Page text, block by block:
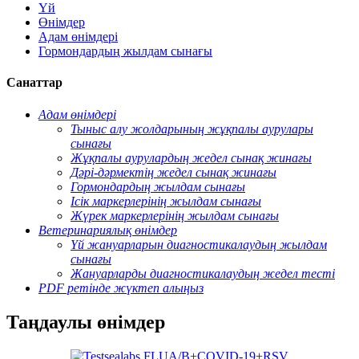
Үй
Өнімдер
Адам өнімдері
Гормондардың жылдам сынағы
Санаттар
Адам өнімдері
Тыныс алу жолдарының жұқпалы аурулары
сынағы
Жұқпалы аурулардың жедел сынақ жинағы
Дәрі-дәрмектің жедел сынақ жинағы
Гормондардың жылдам сынағы
Ісік маркерлерінің жылдам сынағы
Жүрек маркерлерінің жылдам сынағы
Ветеринариялық өнімдер
Үй жануарларын диагностикалаудың жылдам
сынағы
Жануарларды диагностикалаудың жедел тесті
PDF ретінде жүктеп алыңыз
Таңдаулы өнімдер